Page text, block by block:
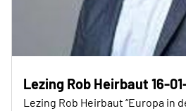
Lezing Rob Heirbaut 16-
Lezing Rob Heirbaut “Europa in